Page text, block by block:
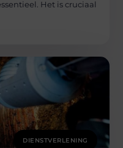
Het is cruciaal
DIENSTVERLENING